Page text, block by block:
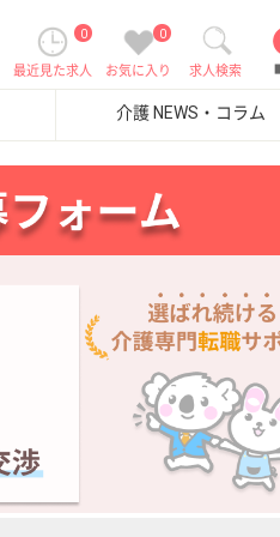
求人検索
0
お気に入り
0
最近見た求人
介護 NEWS・コラム